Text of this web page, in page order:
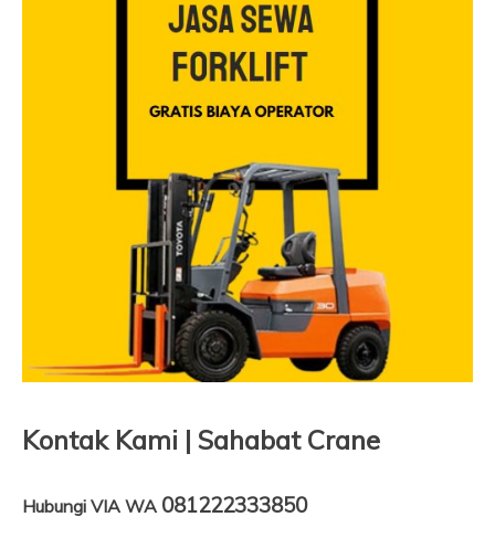
Kontak Kami | Sahabat Crane
Hubungi VIA WA 081222333850